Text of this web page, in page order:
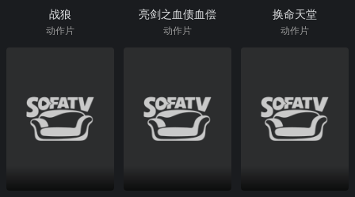
战狼
动作片
亮剑之血债血偿
动作片
换命天堂
动作片